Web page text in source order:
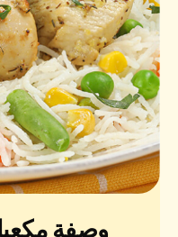
وصفة